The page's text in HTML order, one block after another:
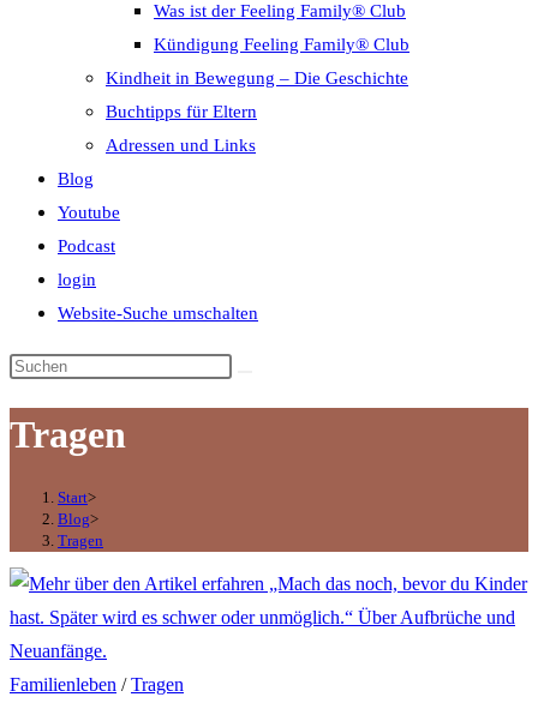
Was ist der Feeling Family® Club
Kündigung Feeling Family® Club
Kindheit in Bewegung – Die Geschichte
Buchtipps für Eltern
Adressen und Links
Blog
Youtube
Podcast
login
Website-Suche umschalten
Tragen
Start>
Blog>
Tragen
Familienleben /Tragen